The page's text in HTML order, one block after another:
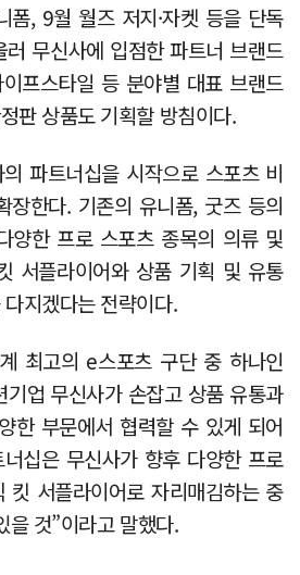
폼, 9월 월즈 저지·자켓 등을 단독
무신사에 입점한 파트너 브랜드
프스타일 등 분야별 대표 브랜드
판 상품도 기획할 방침이다.
파트너십을 시작으로 스포츠 비
장한다. 기존의 유니폼, 굿즈 등의
양한 프로 스포츠 종목의 의류 및
서플라이어와 상품 기획 및 유통
지겠다는 전략이다.
최고의 e스포츠 구단 중 하나인
업 무신사가 손잡고 상품 유통과
한 부문에서 협력할 수 있게 되어
십은 무신사가 향후 다양한 프로
킷 서플라이어로 자리매김하는 중
을 것”이라고 말했다.